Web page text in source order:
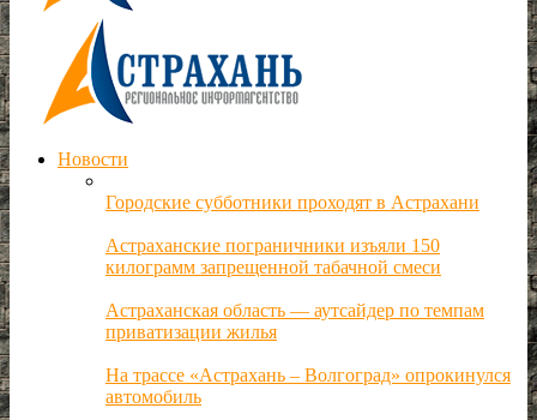
Новости
Городские субботники проходят в Астрахани
Астраханские пограничники изъяли 150
килограмм запрещенной табачной смеси
Астраханская область — аутсайдер по темпам
приватизации жилья
На трассе «Астрахань – Волгоград» опрокинулся
автомобиль